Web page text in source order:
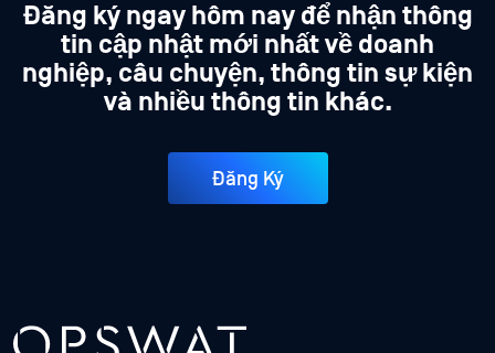
Đăng ký ngay hôm nay để nhận thông
tin cập nhật mới nhất về doanh
nghiệp, câu chuyện, thông tin sự kiện
và nhiều thông tin khác.
Đăng Ký